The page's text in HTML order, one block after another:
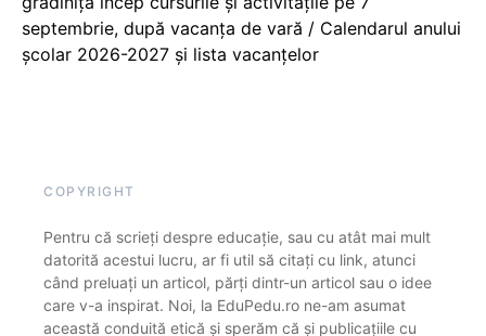
septembrie, după vacanța de vară / Calendarul anului
școlar 2026-2027 și lista vacanțelor
COPYRIGHT
Pentru că scrieți despre educație, sau cu atât mai mult
datorită acestui lucru, ar fi util să citați cu link, atunci
când preluați un articol, părți dintr-un articol sau o idee
care v-a inspirat. Noi, la EduPedu.ro ne-am asumat
această conduită etică și sperăm că și publicațiile cu